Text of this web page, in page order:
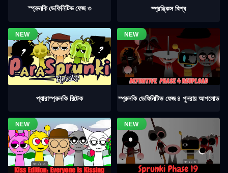
স্প্রুনকি ডেফিনিটিভ ফেজ ৩ স্প্রঙ্কিস বিশ্ব
প্যারাস্প্রুনকি রিটেক স্প্রুনকি ডেফিনিটিভ ফেজ ৪ পুনরায় আপলোড